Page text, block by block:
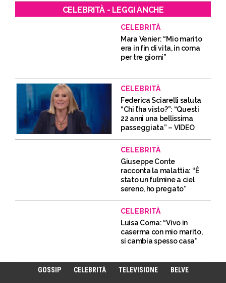
CELEBRITÀ - LEGGI ANCHE
CELEBRITÀ
Mara Venier: “Mio marito
era in fin di vita, in coma
per tre giorni”
CELEBRITÀ
Federica Sciarelli saluta
“Chi l’ha visto?”: “Questi
22 anni una bellissima
passeggiata” – VIDEO
CELEBRITÀ
Giuseppe Conte
racconta la malattia: “È
stato un fulmine a ciel
sereno, ho pregato”
CELEBRITÀ
Luisa Corna: “Vivo in
caserma con mio marito,
si cambia spesso casa”
GOSSIP CELEBRITÀ TELEVISIONE BELVE